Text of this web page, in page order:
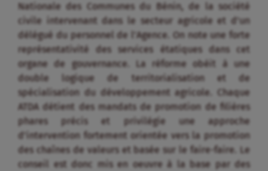
Nationale des Communes du Bénin, de la société
civile intervenant dans le secteur agricole et d’un
délégué du personnel de l’Agence. On note une forte
représentativité des services étatiques dans cet
organe de gouvernance. La réforme obéit à une
double logique de territorialisation et de
spécialisation du développement agricole. Chaque
ATDA détient des mandats de promotion de filières
phares précis et privilégie une approche
d’intervention fortement orientée vers la promotion
des chaînes de valeurs et basée sur le faire-faire. Le
conseil est donc mis en oeuvre à la base par des